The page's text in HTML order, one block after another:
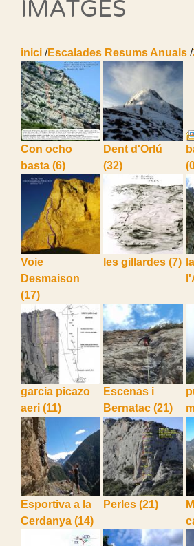
IMATGES
inici /Escalades Resums Anuals /
Con ocho
basta (6)
Dent d'Orlú
(32)
Voie
Desmaison
(17)
les gillardes (7)
garcia picazo
aeri (11)
Escenas i
Bernatac (21)
Esportiva a la
Cerdanya (14)
Perles (21)